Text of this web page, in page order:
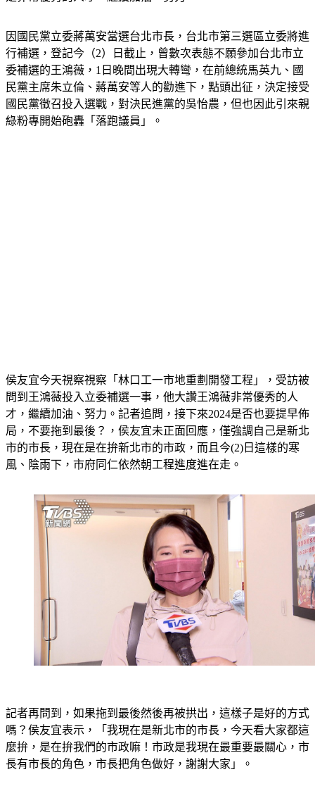
因國民黨立委蔣萬安當選台北市長，台北市第三選區立委將進
行補選，登記今（2）日截止，曾數次表態不願參加台北市立
委補選的王鴻薇，1日晚間出現大轉彎，在前總統馬英九、國
民黨主席朱立倫、蔣萬安等人的勸進下，點頭出征，決定接受
國民黨徵召投入選戰，對決民進黨的吳怡農，但也因此引來親
綠粉專開始砲轟「落跑議員」。
侯友宜今天視察視察「林口工一市地重劃開發工程」，受訪被
問到王鴻薇投入立委補選一事，他大讚王鴻薇非常優秀的人
才，繼續加油、努力。記者追問，接下來2024是否也要提早佈
局，不要拖到最後？，侯友宜未正面回應，僅強調自己是新北
市的市長，現在是在拚新北市的市政，而且今(2)日這樣的寒
風、陰雨下，市府同仁依然朝工程進度進在走。
記者再問到，如果拖到最後然後再被拱出，這樣子是好的方式
嗎？侯友宜表示，「我現在是新北市的市長，今天看大家都這
麼拚，是在拚我們的市政嘛！市政是我現在最重要最關心，市
長有市長的角色，市長把角色做好，謝謝大家」。